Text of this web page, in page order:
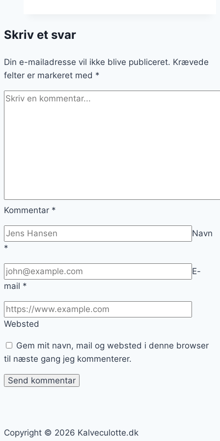
tomater
Skriv et svar
Din e-mailadresse vil ikke blive publiceret. Krævede
felter er markeret med *
Kommentar *
Navn
*
E-
mail *
Websted
Gem mit navn, mail og websted i denne browser
til næste gang jeg kommenterer.
Copyright © 2026 Kalveculotte.dk